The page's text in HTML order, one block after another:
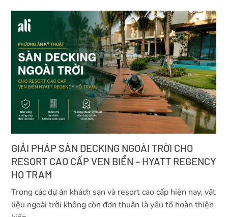
GIẢI PHÁP SÀN DECKING NGOÀI TRỜI CHO
RESORT CAO CẤP VEN BIỂN – HYATT REGENCY
HO TRAM
Trong các dự án khách sạn và resort cao cấp hiện nay, vật
liệu ngoài trời không còn đơn thuần là yếu tố hoàn thiện